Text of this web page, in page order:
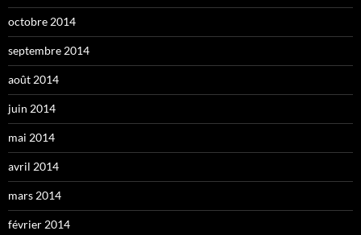
octobre 2014
septembre 2014
août 2014
juin 2014
mai 2014
avril 2014
mars 2014
février 2014